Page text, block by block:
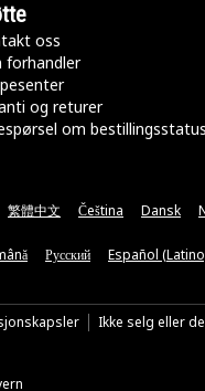
oss
forhandler
og returer
om bestillingsstatus
繁體中文 Čeština Dansk
Русский Español
Ikke selg eller